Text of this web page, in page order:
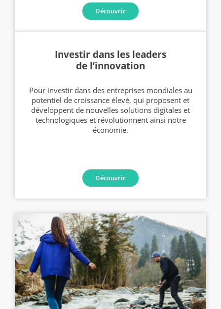
Découvrir
Investir dans les leaders
de l’innovation
Pour investir dans des entreprises mondiales au
potentiel de croissance élevé, qui proposent et
développent de nouvelles solutions digitales et
technologiques et révolutionnent ainsi notre
économie.
Découvrir